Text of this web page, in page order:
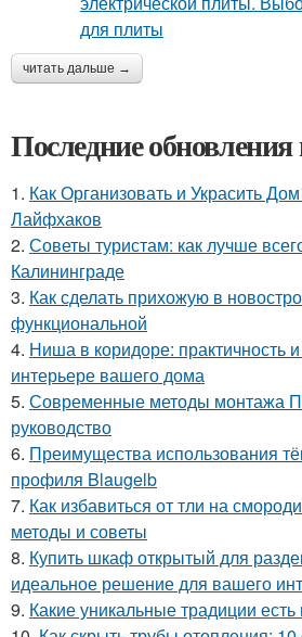
читать дальше →
Последние обновления
1. Как Организовать и Украсить
Лайфхаков
2. Советы туристам: как лучше
Калининграде
3. Как сделать прихожую в
функциональной
4. Ниша в коридоре: практичность и
интерьере вашего дома
5. Современные методы монтажа
руководство
6. Преимущества использования
профиля Blaugelb
7. Как избавиться от тли на
методы и советы
8. Купить шкаф открытый для
идеальное решение для вашего
9. Какие уникальные традиции